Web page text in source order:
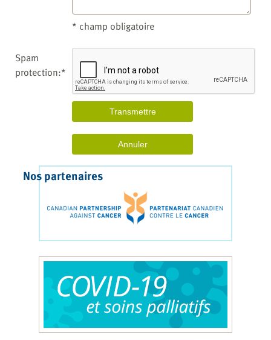
* champ obligatoire
Spam
protection:*
Nos partenaires